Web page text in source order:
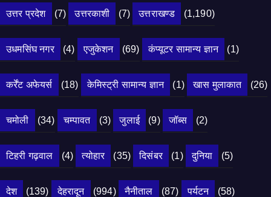
उत्तर प्रदेश (7) उत्तरकाशी (7) उत्तराखण्ड (1,190)
उधमसिंघ नगर (4) एजुकेशन (69) कंप्यूटर सामान्य ज्ञान (1)
कर्रेंट अफेयर्स (18) केमिस्ट्री सामान्य ज्ञान (1) खास मुलाकात (26)
चमोली (34) चम्पावत (3) जुलाई (9) जॉब्स (2)
टिहरी गढ़वाल (4) त्योहार (35) दिसंबर (1) दुनिया (5)
देश (139) देहरादून (994) नैनीताल (87) पर्यटन (58)